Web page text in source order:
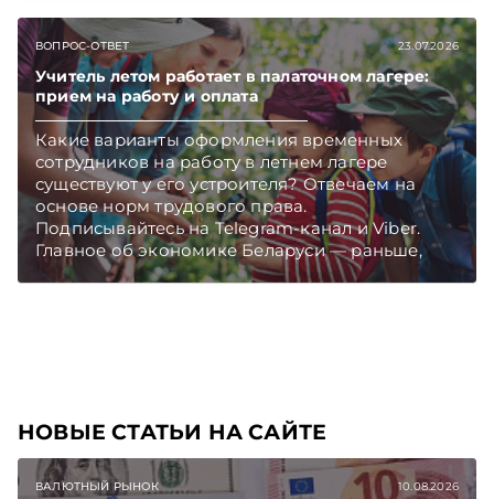
ВОПРОС-ОТВЕТ 23.07.2026
Учитель летом работает в палаточном лагере:
прием на работу и оплата
Какие варианты оформления временных
сотрудников на работу в летнем лагере
существуют у его устроителя? Отвечаем на
основе норм трудового права.
Подписывайтесь на Telegram‑канал и Viber.
Главное об экономике Беларуси — раньше,
чем в новостях TelegramViber
НОВЫЕ СТАТЬИ НА САЙТЕ
ВАЛЮТНЫЙ РЫНОК 10.08.2026